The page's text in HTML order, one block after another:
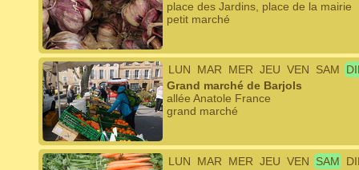
place des Jardins, place de la mairie
petit marché
LUN MAR MER JEU VEN SAM
Grand marché de Barjols
allée Anatole France
grand marché
LUN MAR MER JEU VEN SAM